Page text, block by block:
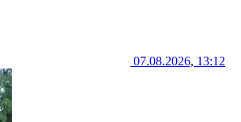
07.08.2026, 13:12